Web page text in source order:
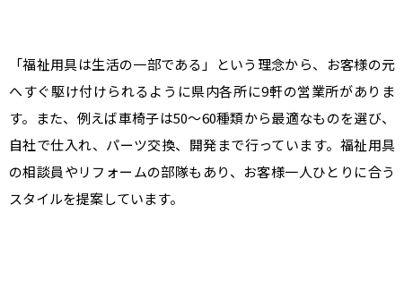
「福祉用具は生活の一部である」という理念から、お客様の元
へすぐ駆け付けられるように県内各所に9軒の営業所がありま
す。また、例えば車椅子は50～60種類から最適なものを選び、
自社で仕入れ、パーツ交換、開発まで行っています。福祉用具
の相談員やリフォームの部隊もあり、お客様一人ひとりに合う
スタイルを提案しています。